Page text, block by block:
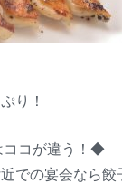
り！
ココが違う！◆
での宴会なら餃